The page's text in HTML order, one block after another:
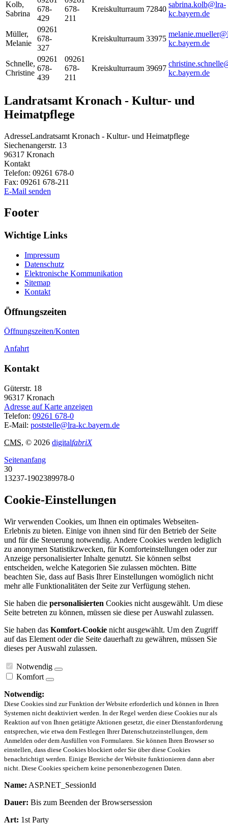
Kolb,
Sabrina
678-
429
678-
211
Kreiskulturraum 72840
sabrina.kolb@lra-
kc.bayern.de
Müller,
Melanie
09261
678-
327
Kreiskulturraum 33975
kc.bayern.de
Schnelle,
Christine
09261
678-
439
09261
678-
211
Kreiskulturraum 39697
kc.bayern.de
Landratsamt Kronach - Kultur- und
Heimatpflege
AdresseLandratsamt Kronach - Kultur- und Heimatpflege
Siechenangerstr. 13
96317 Kronach
Kontakt
Telefon: 09261 678-0
Fax: 09261 678-211
E-Mail senden
Footer
Wichtige Links
Impressum
Datenschutz
Elektronische Kommunikation
Sitemap
Kontakt
Öffnungszeiten
Öffnungszeiten/Konten
Anfahrt
Kontakt
Güterstr. 18
96317 Kronach
Adresse auf Karte anzeigen
Telefon: 09261 678-0
E-Mail: poststelle@lra-kc.bayern.de
CMS, © 2026 digitalfabriX
Seitenanfang
30
13237-1902389978-0
Cookie-Einstellungen
Wir verwenden Cookies, um Ihnen ein optimales Webseiten-
Erlebnis zu bieten. Einige von ihnen sind für den Betrieb der Seite
und für die Steuerung notwendig. Andere Cookies werden lediglich
zu anonymen Statistikzwecken, für Komforteinstellungen oder zur
Anzeige personalisierter Inhalte genutzt. Sie können selbst
entscheiden, welche Kategorien Sie zulassen möchten. Bitte
beachten Sie, dass auf Basis Ihrer Einstellungen womöglich nicht
mehr alle Funktionalitäten der Seite zur Verfügung stehen.
Sie haben die personalisierten Cookies nicht ausgewählt. Um diese
Seite betreten zu können, müssen sie diese per Auswahl zulassen.
Sie haben das Komfort-Cookie nicht ausgewählt. Um den Zugriff
auf das Element oder die Seite dauerhaft zu gewähren, müssen Sie
dieses per Auswahl zulassen.
Notwendig
Komfort
Notwendig:
Diese Cookies sind zur Funktion der Website erforderlich und können in Ihren
Systemen nicht deaktiviert werden. In der Regel werden diese Cookies nur als
Reaktion auf von Ihnen getätigte Aktionen gesetzt, die einer Dienstanforderung
entsprechen, wie etwa dem Festlegen Ihrer Datenschutzeinstellungen, dem
Anmelden oder dem Ausfüllen von Formularen. Sie können Ihren Browser so
einstellen, dass diese Cookies blockiert oder Sie über diese Cookies
benachrichtigt werden. Einige Bereiche der Website funktionieren dann aber
nicht. Diese Cookies speichern keine personenbezogenen Daten.
Name: ASP.NET_SessionId
Dauer: Bis zum Beenden der Browsersession
Art: 1st Party